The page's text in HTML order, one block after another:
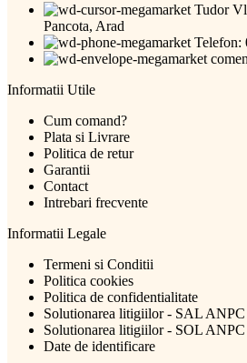
Tudor
Pancota, Arad
Telefon:
Informatii Utile
Cum comand?
Plata si Livrare
Politica de retur
Garantii
Contact
Intrebari frecvente
Informatii Legale
Termeni si Conditii
Politica cookies
Politica de confidentialitate
Solutionarea litigiilor - SAL ANPC
Solutionarea litigiilor - SOL ANPC
Date de identificare